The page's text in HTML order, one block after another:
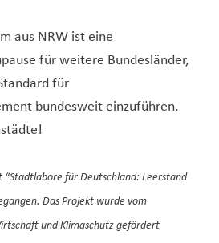
aus NRW ist eine
für weitere Bundesländer,
für
bundesweit einzuführen.
“Stadtlabore für Deutschland: Leerstand
Das Projekt wurde vom
und Klimaschutz gefördert